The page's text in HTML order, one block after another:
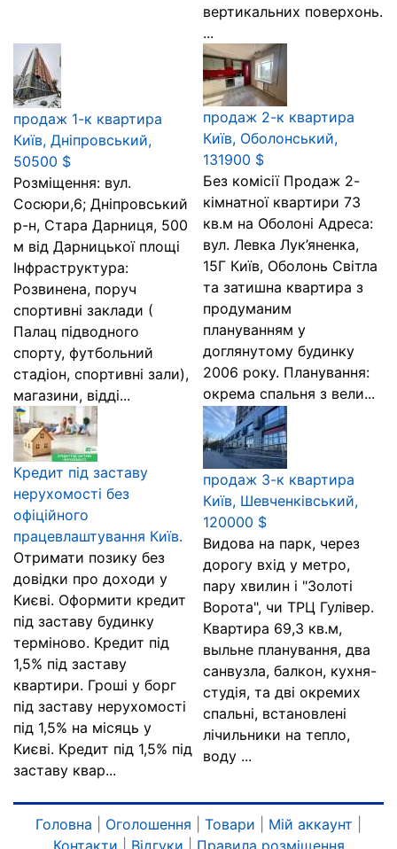
вертикальних поверхонь.
...
продаж 1-к квартира
Київ, Дніпровський,
50500 $
Розміщення: вул.
Сосюри,6; Дніпровський
р-н, Стара Дарниця, 500
м від Дарницької площі
Інфраструктура:
Розвинена, поруч
спортивні заклади (
Палац підводного
спорту, футбольний
стадіон, спортивні зали),
магазини, відді...
продаж 2-к квартира
Київ, Оболонський,
131900 $
Без комісії Продаж 2-
кімнатної квартири 73
кв.м на Оболоні Адреса:
вул. Левка Лук’яненка,
15Г Київ, Оболонь Світла
та затишна квартира з
продуманим
плануванням у
доглянутому будинку
2006 року. Планування:
окрема спальня з вели...
Кредит під заставу
нерухомості без
офіційного
працевлаштування Київ.
Отримати позику без
довідки про доходи у
Києві. Оформити кредит
під заставу будинку
терміново. Кредит під
1,5% під заставу
квартири. Гроші у борг
під заставу нерухомості
під 1,5% на місяць у
Києві. Кредит під 1,5% під
заставу квар...
продаж 3-к квартира
Київ, Шевченківський,
120000 $
Видова на парк, через
дорогу вхід у метро,
пару хвилин і "Золоті
Ворота", чи ТРЦ Гулівер.
Квартира 69,3 кв.м,
выльне планування, два
санвузла, балкон, кухня-
студія, та дві окремих
спальні, встановлені
лічильники на тепло,
воду ...
Головна Оголошення Товари Мій аккаунт
Контакти
Відгуки Правила розміщення